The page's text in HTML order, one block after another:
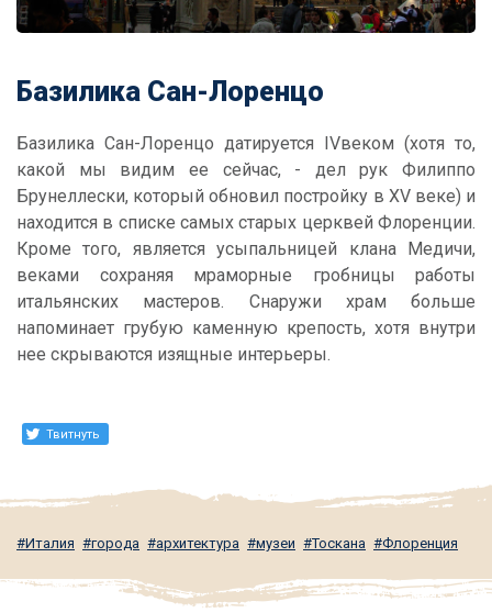
Базилика Сан-Лоренцо
Базилика Сан-Лоренцо датируется IVвеком (хотя то,
какой мы видим ее сейчас, - дел рук Филиппо
Брунеллески, который обновил постройку в XV веке) и
находится в списке самых старых церквей Флоренции.
Кроме того, является усыпальницей клана Медичи,
веками сохраняя мраморные гробницы работы
итальянских мастеров. Снаружи храм больше
напоминает грубую каменную крепость, хотя внутри
нее скрываются изящные интерьеры.
Твитнуть
Италия города архитектура музеи Тоскана Флоренция